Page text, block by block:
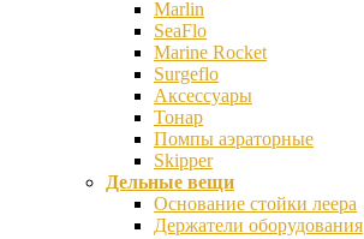
Marlin
SeaFlo
Marine Rocket
Surgeflo
Аксессуары
Тонар
Помпы аэраторные
Skipper
Дельные вещи
Основание стойки леера
Держатели оборудования